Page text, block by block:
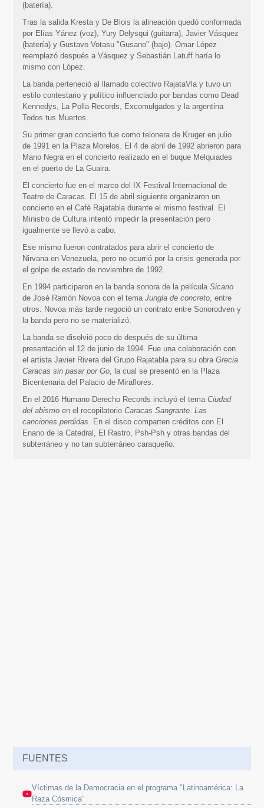
(batería).
Tras la salida Kresta y De Blois la alineación quedó conformada
por Elías Yánez (voz), Yury Delysqui (guitarra), Javier Vásquez
(batería) y Gustavo Votasu "Gusano" (bajo). Omar López
reemplazó después a Vásquez y Sebastián Latuff haría lo
mismo con López.
La banda perteneció al llamado colectivo RajataVla y tuvo un
estilo contestario y político influenciado por bandas como Dead
Kennedys, La Polla Records, Excomulgados y la argentina
Todos tus Muertos.
Su primer gran concierto fue como telonera de Kruger en julio
de 1991 en la Plaza Morelos. El 4 de abril de 1992 abrieron para
Mano Negra en el concierto realizado en el buque Melquiades
en el puerto de La Guaira.
El concierto fue en el marco del IX Festival Internacional de
Teatro de Caracas. El 15 de abril siguiente organizaron un
concierto en el Café Rajatabla durante el mismo festival. El
Ministro de Cultura intentó impedir la presentación pero
igualmente se llevó a cabo.
Ese mismo fueron contratados para abrir el concierto de
Nirvana en Venezuela, pero no ocurrió por la crisis generada por
el golpe de estado de noviembre de 1992.
En 1994 participaron en la banda sonora de la películaSicario
de José Ramón Novoa con el temaJungla de concreto, entre
otros. Novoa más tarde negoció un contrato entre Sonorodven y
la banda pero no se materializó.
La banda se disolvió poco de después de su última
presentación el 12 de junio de 1994. Fue una colaboración con
el artista Javier Rivera del Grupo Rajatabla para su obraGrecia
Caracas sin pasar por Go, la cual se presentó en la Plaza
Bicentenaria del Palacio de Miraflores.
En el 2016 Humano Derecho Records incluyó el temaCiudad
del abismo en el recopilatorioCaracas Sangrante. Las
canciones perdidas. En el disco comparten créditos con El
Enano de la Catedral, El Rastro, Psh-Psh y otras bandas del
subterráneo y no tan subterráneo caraqueño.
FUENTES
Víctimas de la Democracia en el programa "Latinoamérica: La
Raza Cósmica"